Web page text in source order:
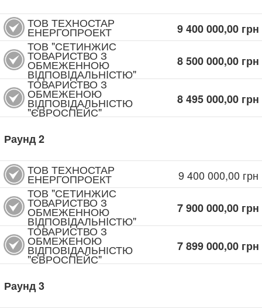
ТОВ ТЕХНОСТАР
ЕНЕРГОПРОЕКТ 9 400 000,00 грн
ТОВ "СЕТИНЖИС
ТОВАРИСТВО З
ОБМЕЖЕННОЮ
ВIДПОВIДАЛЬНIСТЮ"
8 500 000,00 грн
ТОВАРИСТВО З
ОБМЕЖЕНОЮ
ВІДПОВІДАЛЬНІСТЮ
"ЄВРОСПЕЙС"
8 495 000,00 грн
Раунд2
ТОВ ТЕХНОСТАР
ЕНЕРГОПРОЕКТ 9 400 000,00 грн
ТОВ "СЕТИНЖИС
ТОВАРИСТВО З
ОБМЕЖЕННОЮ
ВIДПОВIДАЛЬНIСТЮ"
7 900 000,00 грн
ТОВАРИСТВО З
ОБМЕЖЕНОЮ
ВІДПОВІДАЛЬНІСТЮ
"ЄВРОСПЕЙС"
7 899 000,00 грн
Раунд3